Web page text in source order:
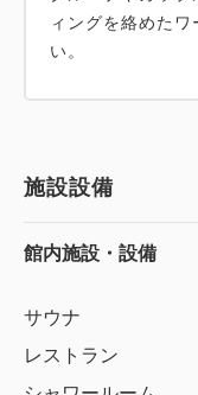
ィングを絡めた
い。
施設設備
館内施設・設備
サウナ
レストラン